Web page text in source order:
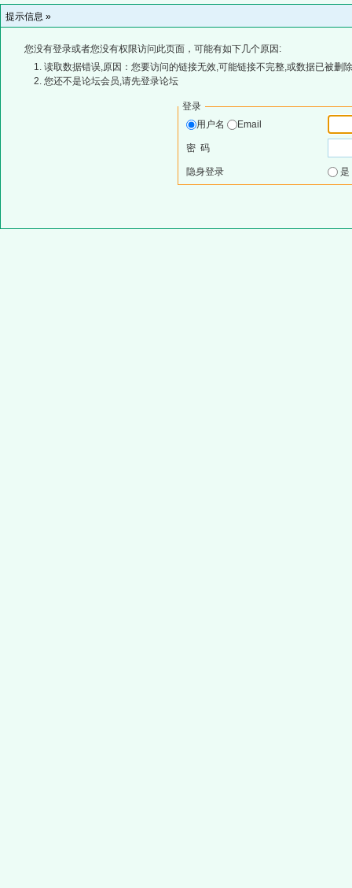
提示信息 »
您没有登录或者您没有权限访问此页面，可能有如下几个原因:
读取数据错误,原因：您要访问的链接无效,可能链接不完整,或数据已被删
您还不是论坛会员,请先登录论坛
登录
用户名
Email
密 码
隐身登录